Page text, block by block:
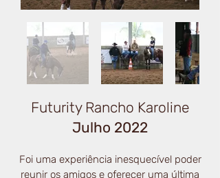
Futurity Rancho Karoline
Julho 2022
Foi uma experiência inesquecível poder
reunir os amigos e oferecer uma última